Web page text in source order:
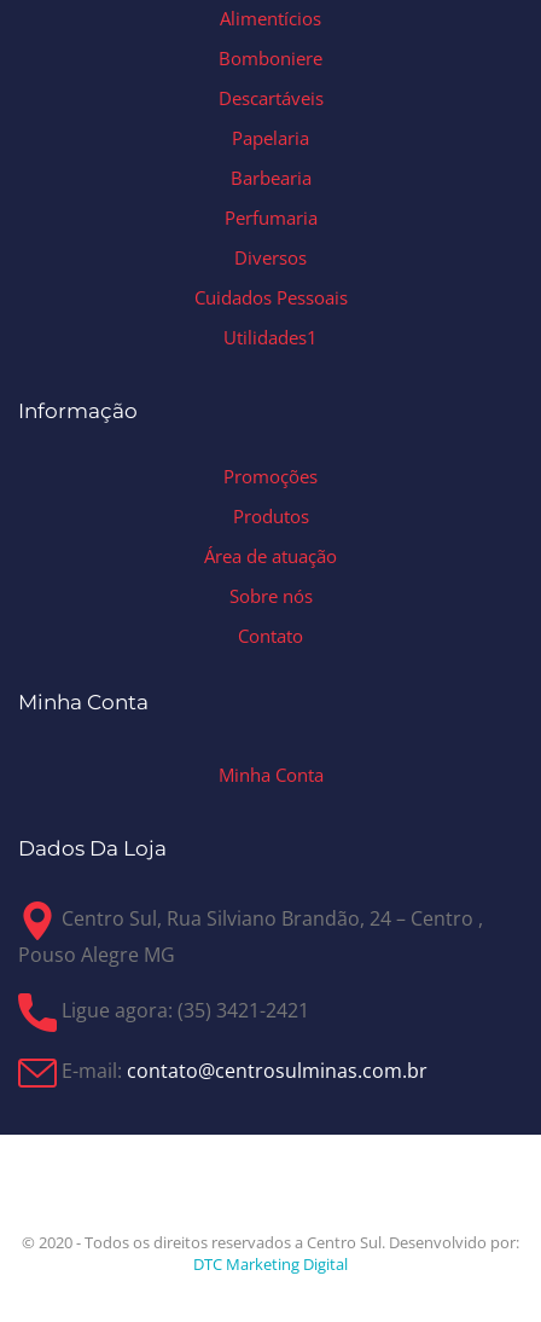
Alimentícios
Bomboniere
Descartáveis
Papelaria
Barbearia
Perfumaria
Diversos
Cuidados Pessoais
Utilidades1
Informação
Promoções
Produtos
Área de atuação
Sobre nós
Contato
Minha Conta
Minha Conta
Dados Da Loja
Centro Sul, Rua Silviano Brandão, 24 – Centro ,
Pouso Alegre MG
Ligue agora: (35) 3421-2421
E-mail: contato@centrosulminas.com.br
© 2020 - Todos os direitos reservados a Centro Sul. Desenvolvido por:
DTC Marketing Digital